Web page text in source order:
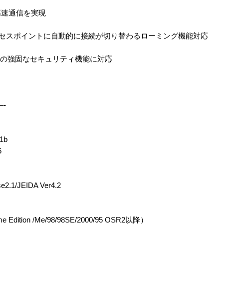
通信を実現
スポイントに自動的に接続が切り替わるローミング機能対応
強固なセキュリティ機能に対応
JEIDA Ver4.2
Edition /Me/98/98SE/2000/95 OSR2以降）